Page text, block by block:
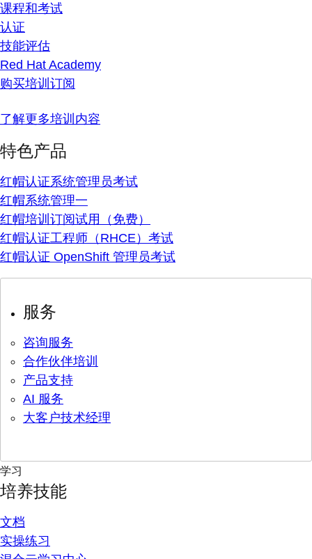
课程和考试
认证
技能评估
Red Hat Academy
购买培训订阅
了解更多培训内容
特色产品
红帽认证系统管理员考试
红帽系统管理一
红帽培训订阅试用（免费）
红帽认证工程师（RHCE）考试
红帽认证 OpenShift 管理员考试
服务
咨询服务
合作伙伴培训
产品支持
AI 服务
大客户技术经理
学习
培养技能
文档
实操练习